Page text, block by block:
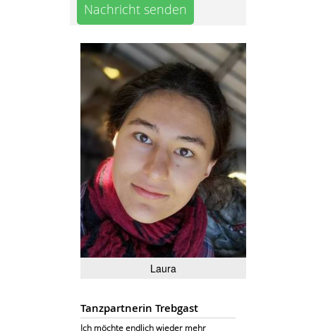
Nachricht senden
Laura
Tanzpartnerin Trebgast
Ich möchte endlich wieder mehr